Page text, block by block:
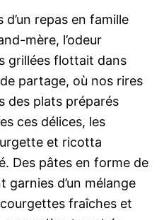
repas en famille
mère, l’odeur
grillées flottait dans
de partage, où nos rires
des plats préparés
ces délices, les
et ricotta
Des pâtes en forme de
garnies d’un mélange
fraîches et